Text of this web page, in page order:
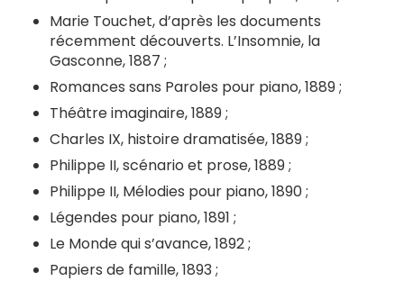
Marie Touchet, d’après les documents
récemment découverts. L’Insomnie, la
Gasconne, 1887 ;
Romances sans Paroles pour piano, 1889 ;
Théâtre imaginaire, 1889 ;
Charles IX, histoire dramatisée, 1889 ;
Philippe II, scénario et prose, 1889 ;
Philippe II, Mélodies pour piano, 1890 ;
Légendes pour piano, 1891 ;
Le Monde qui s’avance, 1892 ;
Papiers de famille, 1893 ;